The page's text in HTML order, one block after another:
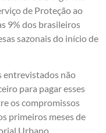
de Proteção ao
9% dos brasileiros
sazonais do início de
entrevistados não
para pagar esses
os compromissos
primeiros meses de
Urbano